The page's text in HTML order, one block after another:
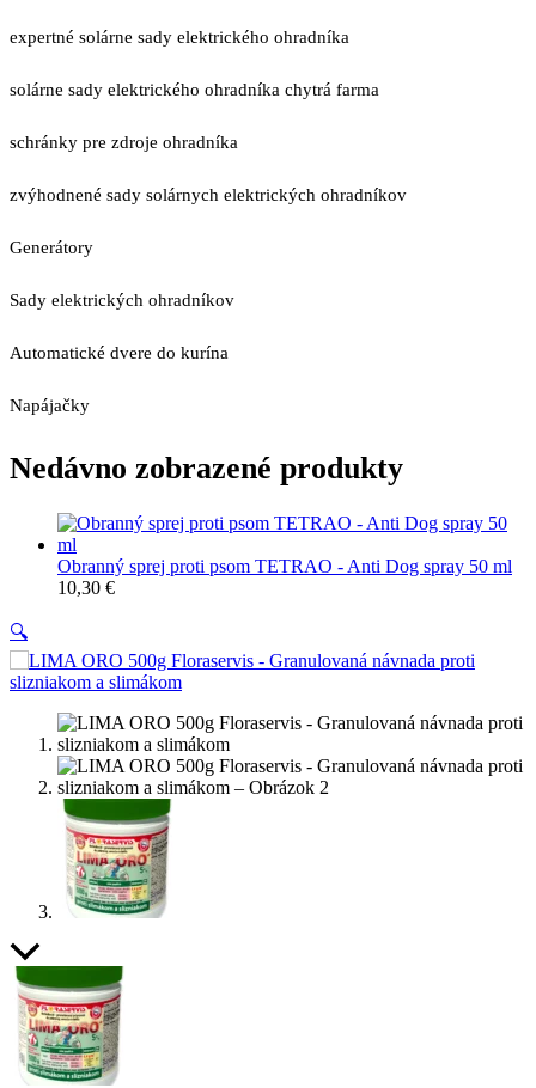
expertné solárne sady elektrického ohradníka
solárne sady elektrického ohradníka chytrá farma
schránky pre zdroje ohradníka
zvýhodnené sady solárnych elektrických ohradníkov
Generátory
Sady elektrických ohradníkov
Automatické dvere do kurína
Napájačky
Nedávno zobrazené produkty
Obranný sprej proti psom TETRAO - Anti Dog spray 50 ml
10,30 €
🔍